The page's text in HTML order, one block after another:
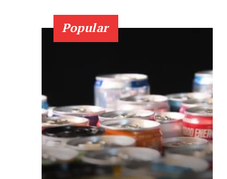
Popular